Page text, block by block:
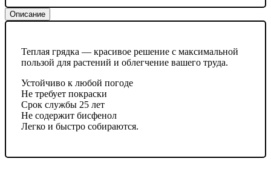
Описание
Теплая грядка — красивое решение с максимальной
пользой для растений и облегчение вашего труда.
Устойчиво к любой погоде
Не требует покраски
Срок службы 25 лет
Не содержит бисфенол
Легко и быстро собираются.